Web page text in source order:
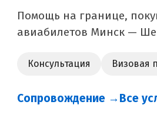
Помощь на границе,
авиабилетов Минск —
Консультация Визовая
Сопровождение → Все